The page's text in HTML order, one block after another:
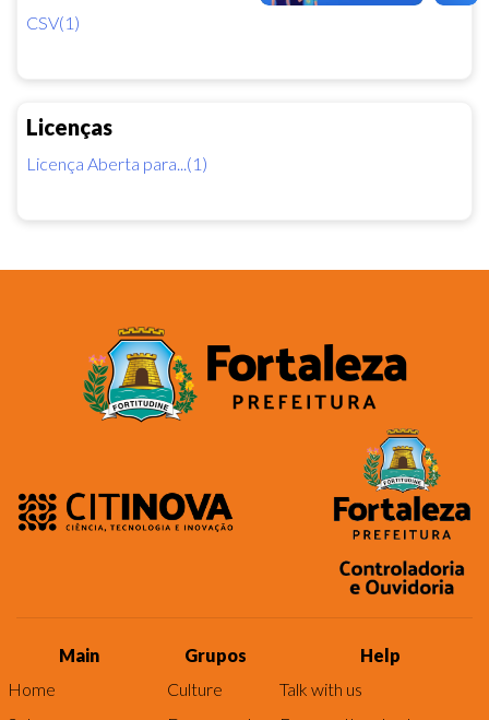
CSV(1)
Licenças
Licença Aberta para...(1)
Main
Home
Grupos
Culture
Help
Talk with us